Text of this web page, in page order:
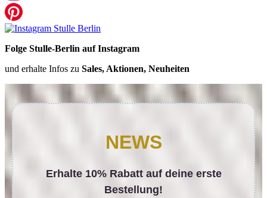
Folge Stulle-Berlin auf Instagram
und erhalte Infos zu Sales, Aktionen, Neuheiten
NEWS
Erhalte 10% Rabatt auf deine erste
Bestellung!